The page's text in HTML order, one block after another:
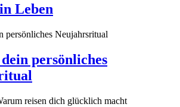
Leben
persönliches